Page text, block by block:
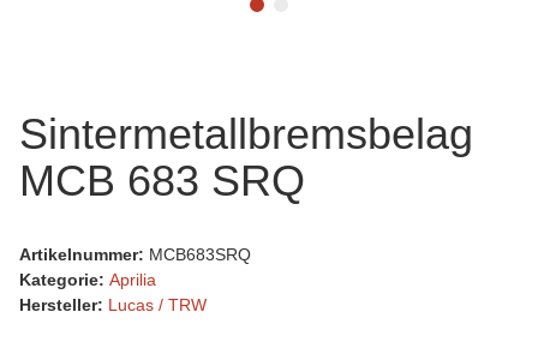
Sintermetallbremsbelag
MCB 683 SRQ
Artikelnummer: MCB683SRQ
Kategorie: Aprilia
Hersteller: Lucas / TRW